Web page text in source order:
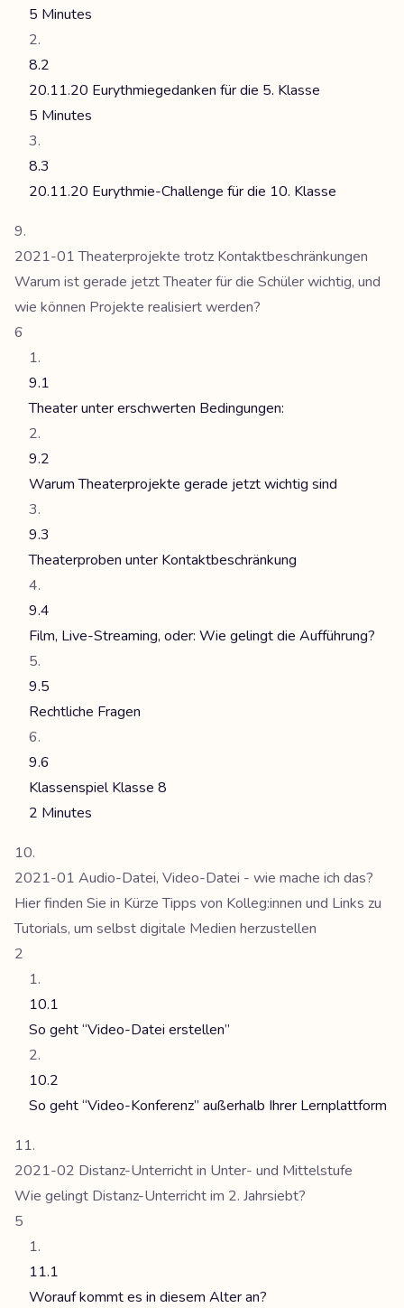
5 Minutes
8.2
20.11.20 Eurythmiegedanken für die 5. Klasse
5 Minutes
8.3
20.11.20 Eurythmie-Challenge für die 10. Klasse
2021-01 Theaterprojekte trotz Kontaktbeschränkungen
Warum ist gerade jetzt Theater für die Schüler wichtig, und
wie können Projekte realisiert werden?
6
9.1
Theater unter erschwerten Bedingungen:
9.2
Warum Theaterprojekte gerade jetzt wichtig sind
9.3
Theaterproben unter Kontaktbeschränkung
9.4
Film, Live-Streaming, oder: Wie gelingt die Aufführung?
9.5
Rechtliche Fragen
9.6
Klassenspiel Klasse 8
2 Minutes
2021-01 Audio-Datei, Video-Datei - wie mache ich das?
Hier finden Sie in Kürze Tipps von Kolleg:innen und Links zu
Tutorials, um selbst digitale Medien herzustellen
2
10.1
So geht “Video-Datei erstellen”
10.2
So geht “Video-Konferenz” außerhalb Ihrer Lernplattform
2021-02 Distanz-Unterricht in Unter- und Mittelstufe
Wie gelingt Distanz-Unterricht im 2. Jahrsiebt?
5
11.1
Worauf kommt es in diesem Alter an?